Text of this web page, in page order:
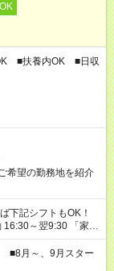
■扶養内OK ■日収
希望の勤務地を紹介
～翌9:30 「家族
の準備がしたい」
望を教えてください
■8月～、9月スター